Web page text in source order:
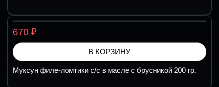
670 ₽
В КОРЗИНУ
Муксун филе-ломтики с/с в масле с брусникой 200 гр.